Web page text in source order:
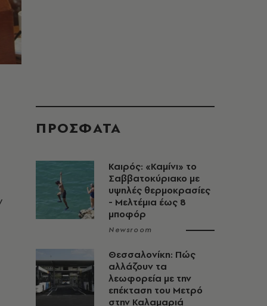
ΠΡΟΣΦΑΤΑ
Καιρός: «Καμίνι» το
Σαββατοκύριακο με
υψηλές θερμοκρασίες
- Mελτέμια έως 8
μποφόρ
Newsroom
Θεσσαλονίκη: Πώς
αλλάζουν τα
λεωφορεία με την
επέκταση του Μετρό
στην Καλαμαριά